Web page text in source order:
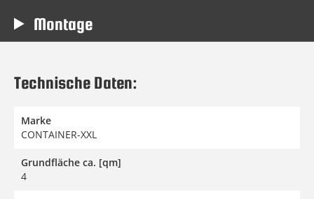
Montage
Technische Daten:
Marke
CONTAINER-XXL
Grundfläche ca. [qm]
4